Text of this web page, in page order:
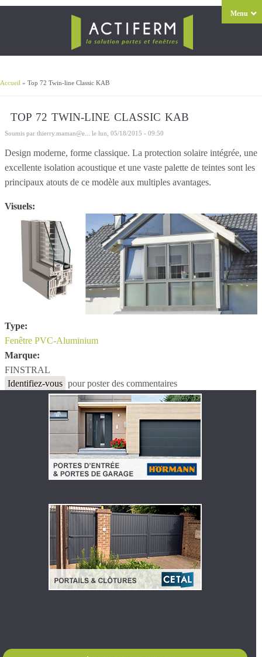
Menu
Vous êtes ici
Accueil » Top 72 Twin-line Classic KAB
TOP 72 TWIN-LINE CLASSIC KAB
Soumis par thierry.maman@e... le lun, 05/18/2015 - 09:50
Design moderne, forme classique. La protection solaire intégrée, une
excellente isolation acoustique et une vaste palette de teintes sont les
principaux atouts de ce modèle aux multiples avantages.
Visuels:
Type:
Fenêtre PVC-Aluminium
Marque:
FINSTRAL
Identifiez-vous pour poster des commentaires